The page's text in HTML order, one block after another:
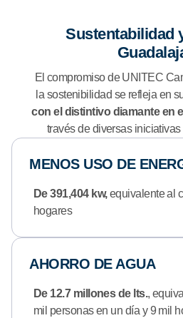
Sustentabilidad
El compromiso de UNITEC
la sostenibilidad se refleja en
con el distintivo diamante en
través de diversas
MENOS USO DE
De 391,404 kw,equivalente al
hogares
AHORRO DE AGUA
De 12.7 millones de lts.,
mil personas en un día y 9 mil